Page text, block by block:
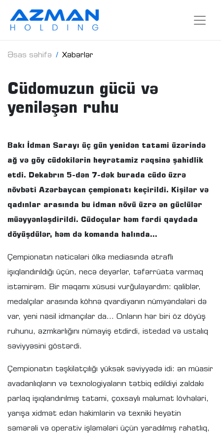
Əsas səhifə Xəbərlər
Cüdomuzun gücü və
yeniləşən ruhu
Bakı İdman Sarayı üç gün yenidən tatami üzərində
ağ və göy cüdokilərin heyrətamiz rəqsinə şahidlik
etdi. Dekabrın 5-dən 7-dək burada cüdo üzrə
növbəti Azərbaycan çempionatı keçirildi. Kişilər və
qadınlar arasında bu idman növü üzrə ən güclülər
müəyyənləşdirildi. Cüdoçular həm fərdi qaydada
döyüşdülər, həm də komanda halında...
Çempionatın nəticələri ölkə mediasında ətraflı
işıqlandırıldığı üçün, necə deyərlər, təfərrüata varmaq
istəmirəm. Bir məqamı xüsusi vurğulayardım: qaliblər,
medalçılar arasında köhnə qvardiyanın nümyəndələri də
var, yeni nəsil idmançılar da... Onların hər biri öz döyüş
ruhunu, əzmkarlığını nümayiş etdirdi, istedad və ustalıq
səviyyəsini göstərdi.
Çempionatın təşkilatçılığı yüksək səviyyədə idi: ən müasir
avadanlıqların və texnologiyaların tətbiq edildiyi zaldakı
parlaq işıqlandırılmış tatami, çoxsaylı məlumat lövhələri,
yarışa xidmət edən hakimlərin və texniki heyətin
səmərəli və operativ işləmələri üçün yaradılmış rahatlıq,